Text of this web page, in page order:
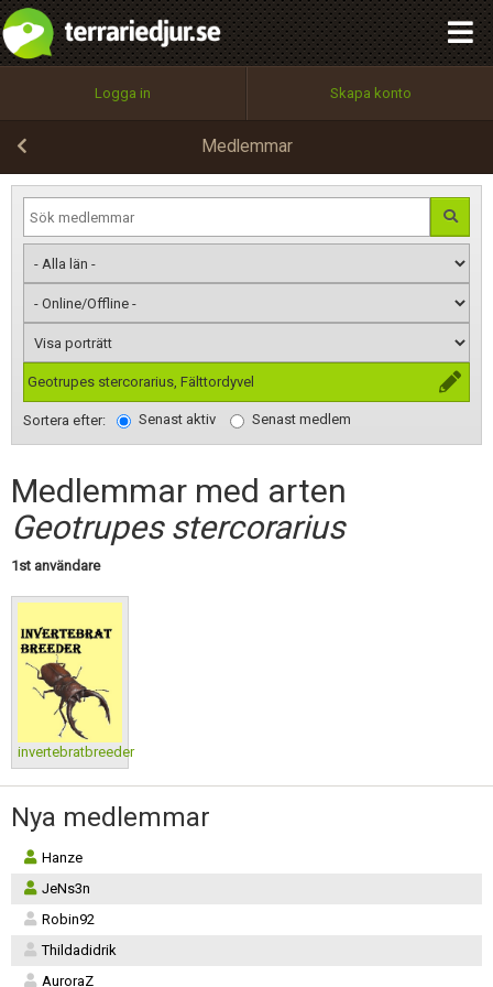
Logga in Skapa konto
Medlemmar
Geotrupes stercorarius, Fälttordyvel
Sortera efter: Senast aktiv Senast medlem
Medlemmar med arten
Geotrupes stercorarius
1st användare
invertebratbreeder
Nya medlemmar
Hanze
JeNs3n
Robin92
Thildadidrik
AuroraZ
Utför
100%
OK
integritetspolicy
Namn:
Epost:
Användarnamn:
Terms of Service
Skapa konto
Begär nytt lösenord
Tillbaka till förstasidan